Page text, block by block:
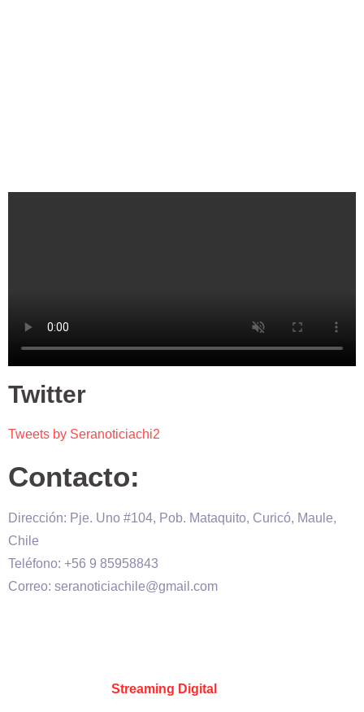
Twitter
Tweets by Seranoticiachi2
Contacto:
Dirección: Pje. Uno #104, Pob. Mataquito, Curicó, Maule,
Chile
Teléfono: +56 9 85958843
Correo: seranoticiachile@gmail.com
Streaming Digital